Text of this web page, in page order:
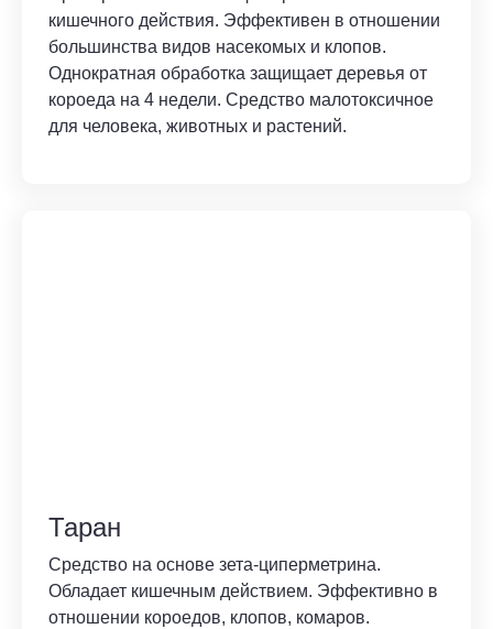
кишечного действия. Эффективен в отношении
большинства видов насекомых и клопов.
Однократная обработка защищает деревья от
короеда на 4 недели. Средство малотоксичное
для человека, животных и растений.
Таран
Средство на основе зета-циперметрина.
Обладает кишечным действием. Эффективно в
отношении короедов, клопов, комаров.